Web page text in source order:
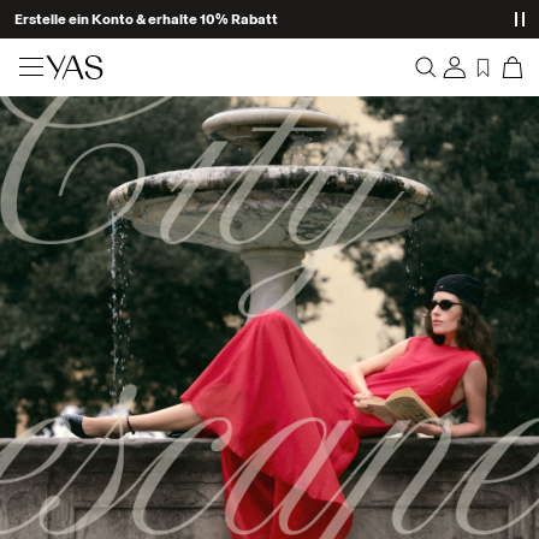
Erstelle ein Konto & erhalte 10% Rabatt
Übersicht
Bestellungen
Profil
Wunschliste
Ich brauche Hilfe
Abmelden
Neuheiten
Kleidung
Shop the look
Trending
Zweiteiler
Occasionwear
Tolle Angebote
High Summer